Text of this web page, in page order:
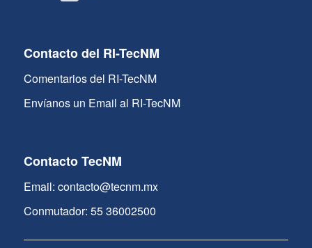
Contacto del RI-TecNM
Comentarios del RI-TecNM
Envíanos un Email al RI-TecNM
Contacto TecNM
Email: contacto@tecnm.mx
Conmutador: 55 36002500